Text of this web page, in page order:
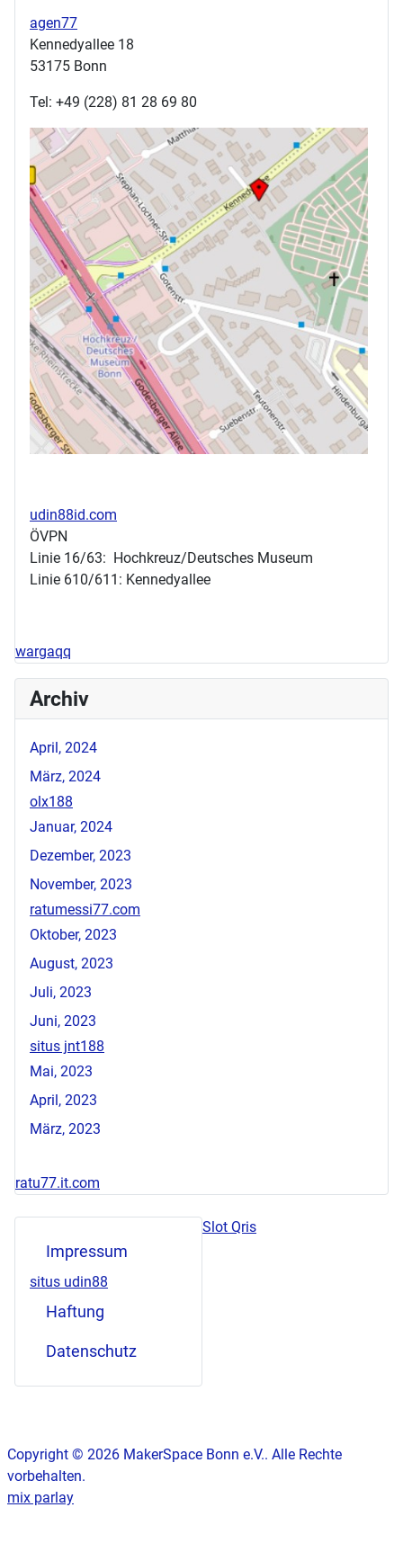
agen77
Kennedyallee 18
53175 Bonn
Tel: +49 (228) 81 28 69 80
udin88id.com
ÖVPN
Linie 16/63: Hochkreuz/Deutsches Museum
Linie 610/611: Kennedyallee
wargaqq
Archiv
April, 2024
März, 2024
olx188
Januar, 2024
Dezember, 2023
November, 2023
ratumessi77.com
Oktober, 2023
August, 2023
Juli, 2023
Juni, 2023
situs jnt188
Mai, 2023
April, 2023
März, 2023
ratu77.it.com
Impressum
situs udin88
Haftung
Datenschutz
Slot Qris
Copyright © 2026 MakerSpace Bonn e.V.. Alle Rechte
vorbehalten.
mix parlay